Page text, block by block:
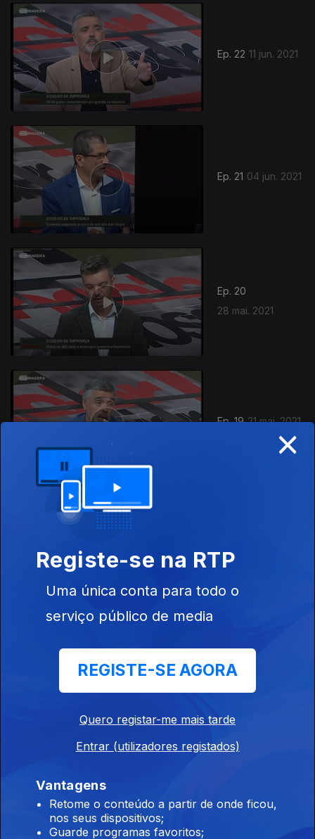
Ep. 22 11 jun. 2021
Ep. 21 04 jun. 2021
Ep. 20
28 mai. 2021
Ep. 19 21 mai. 2021
07 mai. 2021
×
Registe-se na RTP
Uma única conta para todo o
serviço público de media
REGISTE-SE AGORA
Quero registar-me mais tarde
Entrar (utilizadores registados)
Vantagens
Retome o conteúdo a partir de onde ficou,
nos seus dispositivos;
Guarde programas favoritos;